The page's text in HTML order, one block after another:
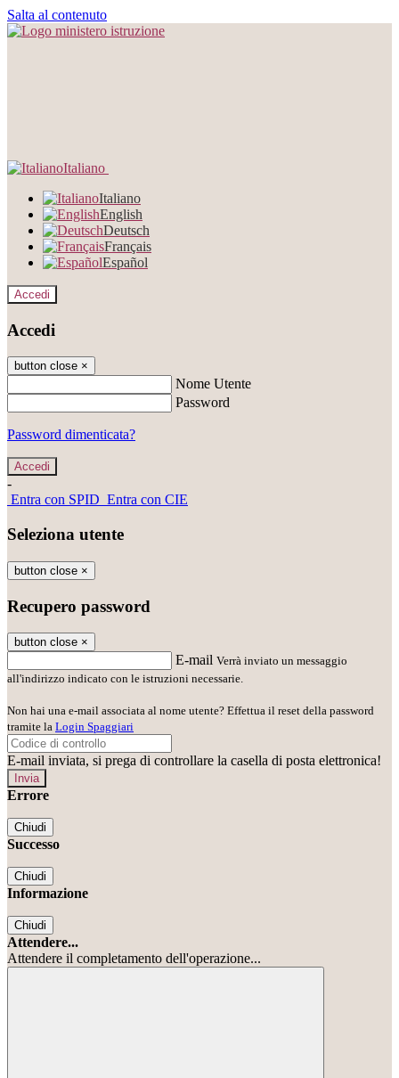
Salta al contenuto
Italiano
Italiano
English
Deutsch
Français
Español
Accedi
Accedi
button close ×
Nome Utente
Password
Password dimenticata?
-
Entra con SPID Entra con CIE
Seleziona utente
button close ×
Recupero password
button close ×
E-mail Verrà inviato un messaggio
all'indirizzo indicato con le istruzioni necessarie.
Non hai una e-mail associata al nome utente? Effettua il reset della password
tramite la Login Spaggiari
E-mail inviata, si prega di controllare la casella di posta elettronica!
Errore
Chiudi
Successo
Chiudi
Informazione
Chiudi
Attendere...
Attendere il completamento dell'operazione...